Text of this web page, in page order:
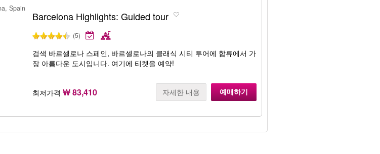
Spain
Barcelona Highlights: Guided tour
(5)
검색 바르셀로나 스페인, 바르셀로나의 클래식 시티 투어에 합류에서 가
장 아름다운 도시입니다. 여기에 티켓을 예약!
최저가격 ₩ 83,410 자세한 내용 예매하기